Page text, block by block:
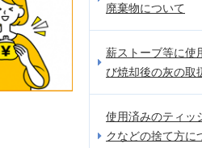
廃棄物について
薪ストーブ等に使
び焼却後の灰の取
使用済みのティッ
クなどの捨て方に